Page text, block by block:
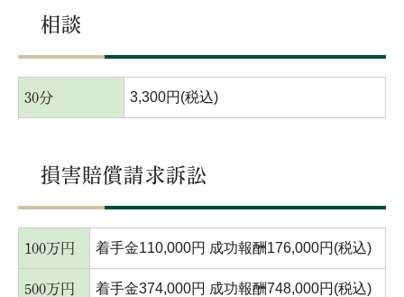
相談
30分 3,300円(税込)
損害賠償請求訴訟
100万円 着手金110,000円 成功報酬176,000円(税込)
500万円 着手金374,000円 成功報酬748,000円(税込)